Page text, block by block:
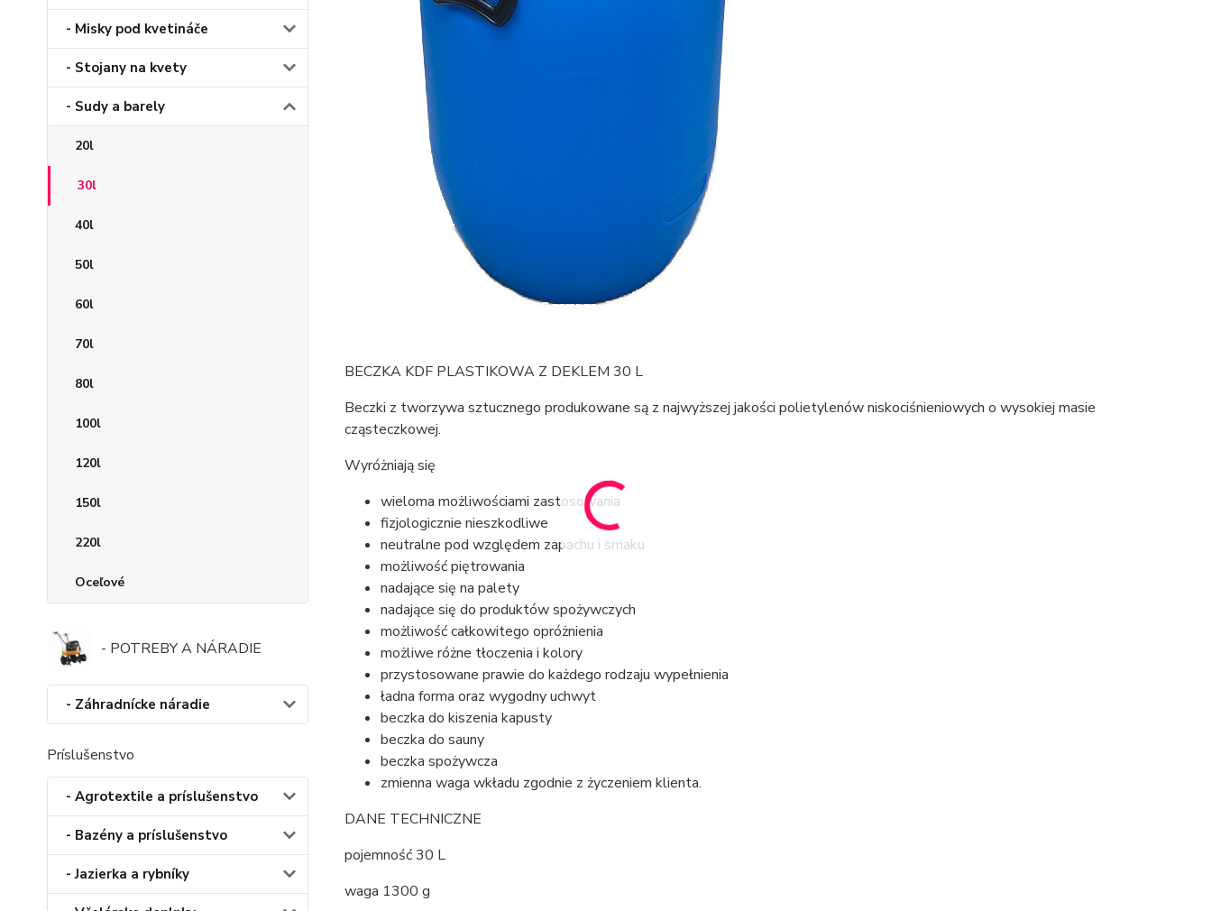
- Misky pod kvetináče
- Stojany na kvety
- Sudy a barely
20l
30l
40l
50l
60l
70l
80l
100l
120l
150l
220l
Oceľové
- POTREBY A NÁRADIE
- Záhradnícke náradie
Príslušenstvo
- Agrotextile a príslušenstvo
- Bazény a príslušenstvo
- Jazierka a rybníky
BECZKA KDF PLASTIKOWA Z DEKLEM 30 L
Beczki z tworzywa sztucznego produkowane są z najwyższej jakości polietylenów niskociśnieniowych o wysokiej masie
cząsteczkowej.
Wyróżniają się
wieloma możliwościami zastosowania
fizjologicznie nieszkodliwe
neutralne pod względem zapachu i smaku
możliwość piętrowania
nadające się na palety
nadające się do produktów spożywczych
możliwość całkowitego opróżnienia
możliwe różne tłoczenia i kolory
przystosowane prawie do każdego rodzaju wypełnienia
ładna forma oraz wygodny uchwyt
beczka do kiszenia kapusty
beczka do sauny
beczka spożywcza
zmienna waga wkładu zgodnie z życzeniem klienta.
DANE TECHNICZNE
pojemność 30 L
waga 1300 g